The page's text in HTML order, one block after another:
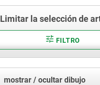
Limitar la selección de
FILTRO
mostrar / ocultar dibujo